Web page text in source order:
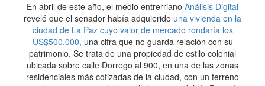
En abril de este año, el medio entrerriano Análisis Digital
reveló que el senador había adquierido una vivienda en la
ciudad de La Paz cuyo valor de mercado rondaría los
US$500.000, una cifra que no guarda relación con su
patrimonio. Se trata de una propiedad de estilo colonial
ubicada sobre calle Dorrego al 900, en una de las zonas
residenciales más cotizadas de la ciudad, con un terreno